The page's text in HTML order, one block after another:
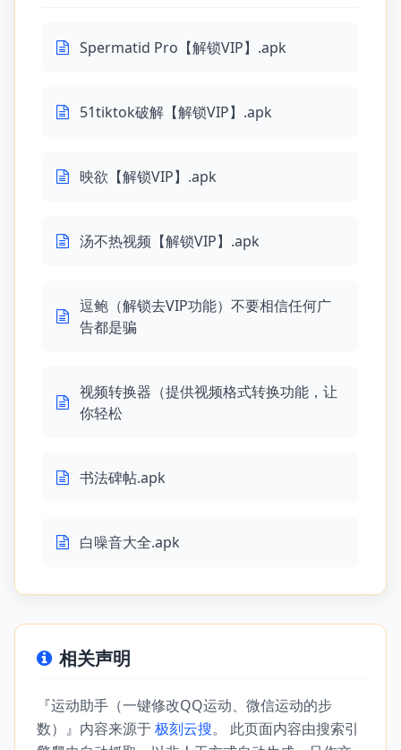
Spermatid Pro【解锁VIP】.apk
51tiktok破解【解锁VIP】.apk
映欲【解锁VIP】.apk
汤不热视频【解锁VIP】.apk
逗鲍（解锁去VIP功能）不要相信任何广
告都是骗
视频转换器（提供视频格式转换功能，让
你轻松
书法碑帖.apk
白噪音大全.apk
相关声明
『运动助手（一键修改QQ运动、微信运动的步
数）』内容来源于极刻云搜。 此页面内容由搜索引